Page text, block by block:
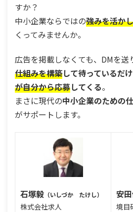
すか？
中小企業ならではの強みを活か
くってみませんか。
広告を掲載しなくても、DMを送
仕組みを構築して待っているだけ
が自分から応募してくる。
まさに現代の中小企業のための
がサポートします。
石塚毅 （いしづか たけし）
株式会社求人
安
境目